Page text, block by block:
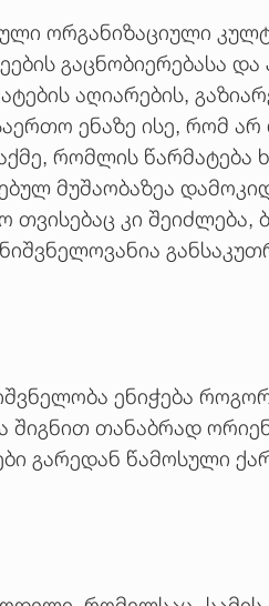
ორგანიზაციული
გაცნობიერებასა
აღიარების,
ენაზე ისე, რომ
რომლის წარმატება
მუშაობაზეა
თვისებაც კი
ენიჭება
თანაბრად
გარედან წამოსული